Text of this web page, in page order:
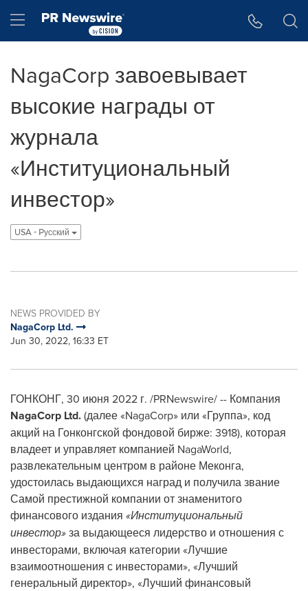
Hamburger menu
NagaCorp завоевывает
высокие награды от
журнала
«Институциональный
инвестор»
USA - Pусский
NEWS PROVIDED BY
NagaCorp Ltd.
Jun 30, 2022, 16:33 ET
ГОНКОНГ, 30 июня 2022 г. /PRNewswire/ -- Компания
NagaCorp Ltd.(далее «NagaCorp» или «Группа», код
акций на Гонконгской фондовой бирже: 3918), которая
владеет и управляет компанией NagaWorld,
развлекательным центром в районе Меконга,
удостоилась выдающихся наград и получила звание
Самой престижной компании от знаменитого
финансового издания «Институциональный
инвестор»за выдающееся лидерство и отношения с
инвесторами, включая категории «Лучшие
взаимоотношения с инвесторами», «Лучший
генеральный директор», «Лучший финансовый